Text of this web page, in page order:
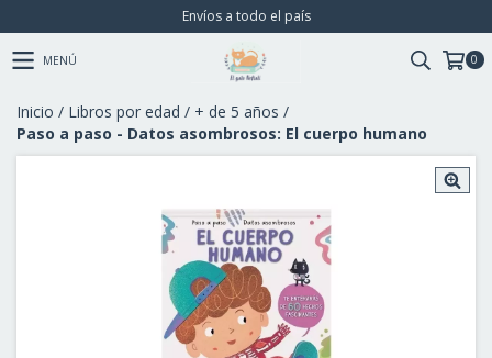
Envíos a todo el país
MENÚ 0
Inicio / Libros por edad / + de 5 años /
Paso a paso - Datos asombrosos: El cuerpo humano